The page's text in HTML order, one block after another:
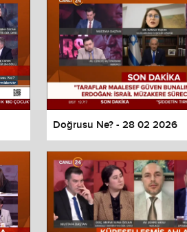
Doğrusu Ne? - 28 02 2026